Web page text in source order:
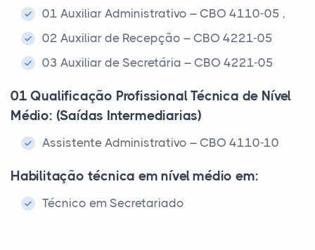
01 Auxiliar Administrativo – CBO 4110-05 ,
02 Auxiliar de Recepção – CBO 4221-05
03 Auxiliar de Secretária – CBO 4221-05
01 Qualificação Profissional Técnica de Nível
Médio: (Saídas Intermediarias)
Assistente Administrativo – CBO 4110-10
Habilitação técnica em nível médio em:
Técnico em Secretariado